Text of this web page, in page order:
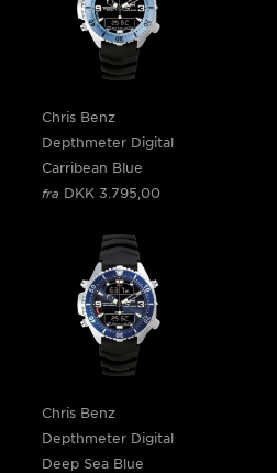
Chris Benz
Depthmeter Digital
Carribean Blue
fra DKK 3.795,00
Chris Benz
Depthmeter Digital
Deep Sea Blue